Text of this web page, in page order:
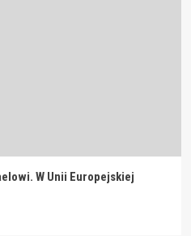
W Unii Europejskiej